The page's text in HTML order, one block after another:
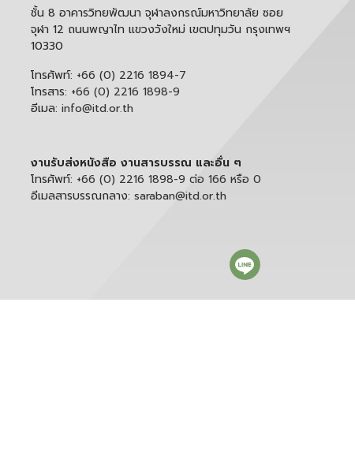
ชั้น 8 อาคารวิทยพัฒนา จุฬาลงกรณ์มหาวิทยาลัย ซอย
จุฬา 12 ถนนพญาไท แขวงวังใหม่ เขตปทุมวัน กรุงเทพฯ
10330
โทรศัพท์: +66 (0) 2216 1894-7
โทรสาร: +66 (0) 2216 1898-9
อีเมล: info@itd.or.th
งานรับส่งหนังสือ งานสารบรรณ และอื่น ๆ
โทรศัพท์: +66 (0) 2216 1898-9 ต่อ 166 หรือ 0
อีเมลสารบรรณกลาง: saraban@itd.or.th